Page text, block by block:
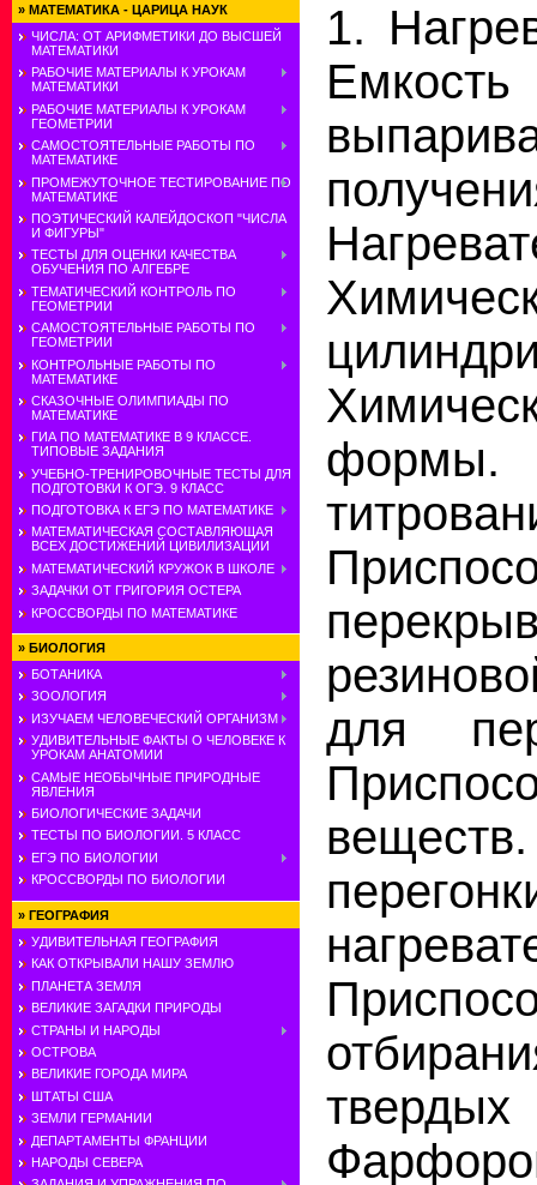
» МАТЕМАТИКА - ЦАРИЦА НАУК
ЧИСЛА: ОТ АРИФМЕТИКИ ДО ВЫСШЕЙ
МАТЕМАТИКИ
РАБОЧИЕ МАТЕРИАЛЫ К УРОКАМ
МАТЕМАТИКИ
РАБОЧИЕ МАТЕРИАЛЫ К УРОКАМ
ГЕОМЕТРИИ
САМОСТОЯТЕЛЬНЫЕ РАБОТЫ ПО
МАТЕМАТИКЕ
ПРОМЕЖУТОЧНОЕ ТЕСТИРОВАНИЕ ПО
МАТЕМАТИКЕ
ПОЭТИЧЕСКИЙ КАЛЕЙДОСКОП "ЧИСЛА
И ФИГУРЫ"
ТЕСТЫ ДЛЯ ОЦЕНКИ КАЧЕСТВА
ОБУЧЕНИЯ ПО АЛГЕБРЕ
ТЕМАТИЧЕСКИЙ КОНТРОЛЬ ПО
ГЕОМЕТРИИ
САМОСТОЯТЕЛЬНЫЕ РАБОТЫ ПО
ГЕОМЕТРИИ
КОНТРОЛЬНЫЕ РАБОТЫ ПО
МАТЕМАТИКЕ
СКАЗОЧНЫЕ ОЛИМПИАДЫ ПО
МАТЕМАТИКЕ
ГИА ПО МАТЕМАТИКЕ В 9 КЛАССЕ.
ТИПОВЫЕ ЗАДАНИЯ
УЧЕБНО-ТРЕНИРОВОЧНЫЕ ТЕСТЫ ДЛЯ
ПОДГОТОВКИ К ОГЭ. 9 КЛАСС
ПОДГОТОВКА К ЕГЭ ПО МАТЕМАТИКЕ
МАТЕМАТИЧЕСКАЯ СОСТАВЛЯЮЩАЯ
ВСЕХ ДОСТИЖЕНИЙ ЦИВИЛИЗАЦИИ
МАТЕМАТИЧЕСКИЙ КРУЖОК В ШКОЛЕ
ЗАДАЧКИ ОТ ГРИГОРИЯ ОСТЕРА
КРОССВОРДЫ ПО МАТЕМАТИКЕ
» БИОЛОГИЯ
БОТАНИКА
ЗООЛОГИЯ
ИЗУЧАЕМ ЧЕЛОВЕЧЕСКИЙ ОРГАНИЗМ
УДИВИТЕЛЬНЫЕ ФАКТЫ О ЧЕЛОВЕКЕ К
УРОКАМ АНАТОМИИ
САМЫЕ НЕОБЫЧНЫЕ ПРИРОДНЫЕ
ЯВЛЕНИЯ
БИОЛОГИЧЕСКИЕ ЗАДАЧИ
ТЕСТЫ ПО БИОЛОГИИ. 5 КЛАСС
ЕГЭ ПО БИОЛОГИИ
КРОССВОРДЫ ПО БИОЛОГИИ
» ГЕОГРАФИЯ
УДИВИТЕЛЬНАЯ ГЕОГРАФИЯ
КАК ОТКРЫВАЛИ НАШУ ЗЕМЛЮ
ПЛАНЕТА ЗЕМЛЯ
ВЕЛИКИЕ ЗАГАДКИ ПРИРОДЫ
СТРАНЫ И НАРОДЫ
ОСТРОВА
ВЕЛИКИЕ ГОРОДА МИРА
ШТАТЫ США
ЗЕМЛИ ГЕРМАНИИ
ДЕПАРТАМЕНТЫ ФРАНЦИИ
НАРОДЫ СЕВЕРА
1.
для